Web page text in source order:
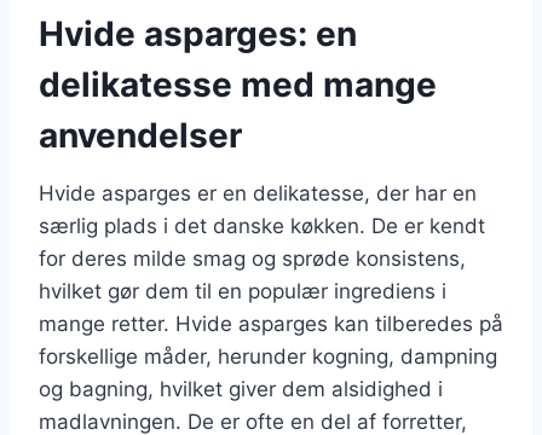
Hvide asparges: en
delikatesse med mange
anvendelser
Hvide asparges er en delikatesse, der har en
særlig plads i det danske køkken. De er kendt
for deres milde smag og sprøde konsistens,
hvilket gør dem til en populær ingrediens i
mange retter. Hvide asparges kan tilberedes på
forskellige måder, herunder kogning, dampning
og bagning, hvilket giver dem alsidighed i
madlavningen. De er ofte en del af forretter,